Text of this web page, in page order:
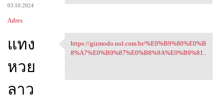
03.10.2024
Adres
แทง
หวย
ลาว
https://gizmodo.uol.com.br/
https://gizmodo.uol.com.br/%E0%B9%80%E0%B
8%A7%E0%B9%87%E0%B8%9A%E0%B9%81..